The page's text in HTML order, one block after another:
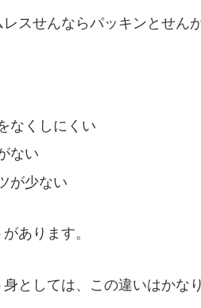
スせんならパッキンとせん
なくしにくい
ない
が少ない
あります。
としては、この違いはかな